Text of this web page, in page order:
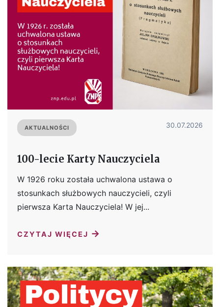
AKTUALNOŚCI 30.07.2026
100-lecie Karty Nauczyciela
W 1926 roku została uchwalona ustawa o
stosunkach służbowych nauczycieli, czyli
pierwsza Karta Nauczyciela! W jej...
CZYTAJ WIĘCEJ →